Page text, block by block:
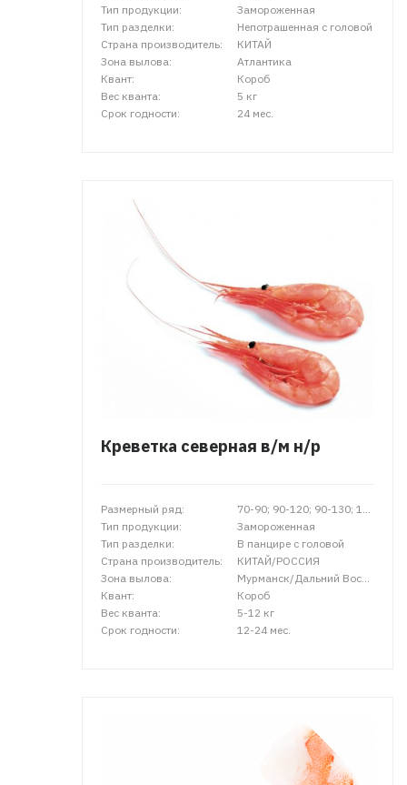
Тип продукции:
Замороженная
Тип разделки:
Непотрашенная с головой
Страна производитель:
КИТАЙ
Зона вылова:
Атлантика
Квант:
Короб
Вес кванта:
5 кг
Срок годности:
24 мес.
Креветка северная в/м н/р
Размерный ряд:
70-90; 90-120; 90-130; 120-150; 130-160; 150-180; 200+; 200-250; 250+
Тип продукции:
Замороженная
Тип разделки:
В панцире с головой
Страна производитель:
КИТАЙ/РОССИЯ
Зона вылова:
Мурманск/Дальний Восток/Атлантика
Квант:
Короб
Вес кванта:
5-12 кг
Срок годности:
12-24 мес.